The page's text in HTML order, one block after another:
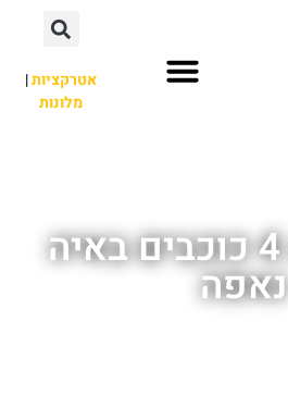
אטרקציות|
מלונות
לינה זולה 4 כוכבים באיה
נאפה